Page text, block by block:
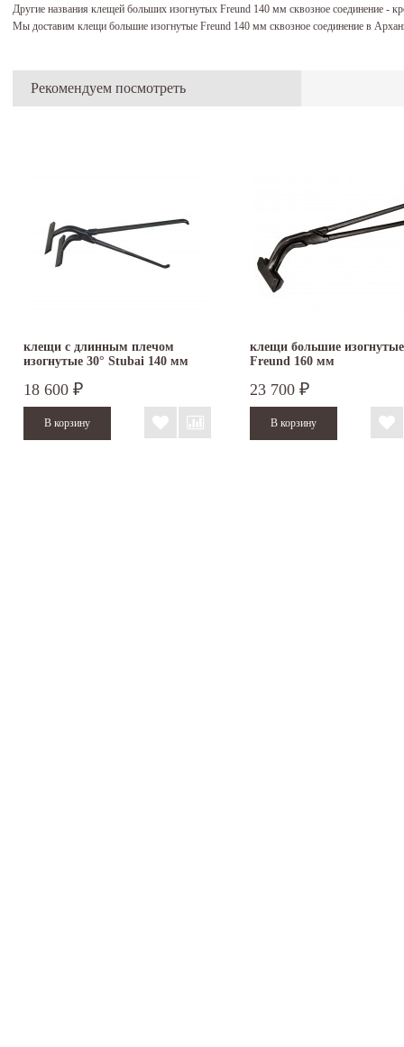
Другие названия клещей больших изогнутых Freund 140 мм сквозное соединение -
Мы доставим клещи большие изогнутые Freund 140 мм сквозное соединение в
Рекомендуем посмотреть
клещи с длинным плечом
изогнутые 30° Stubai 140 мм
18 600 ₽
клещи большие изогнутые
Freund 160 мм
23 700 ₽